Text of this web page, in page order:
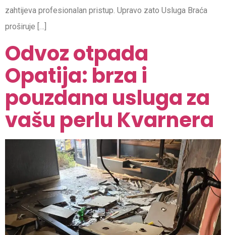
zahtijeva profesionalan pristup. Upravo zato Usluga Braća
proširuje […]
Odvoz otpada
Opatija: brza i
pouzdana usluga za
vašu perlu Kvarnera